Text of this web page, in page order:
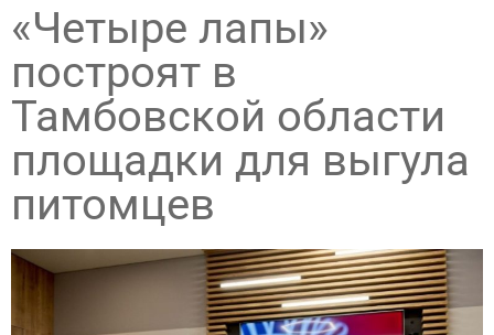
«Четыре лапы»
построят в
Тамбовской области
площадки для выгула
питомцев